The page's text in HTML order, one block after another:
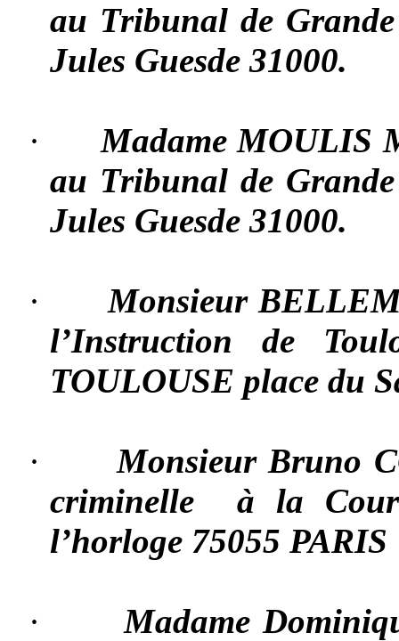
au Tribunal de
Jules Guesde 31000.
·
Madame MOULIS
au Tribunal de
Jules Guesde 31000.
·
Monsieur
l’Instruction de
TOULOUSE place du
·
Monsieur Bruno
criminelle à la
l’horloge 75055 PARIS
·
Madame